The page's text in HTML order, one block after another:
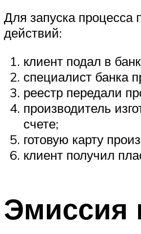
Для запуска процесса
действий:
клиент подал в
специалист банка
реестр передали
производитель
счете;
готовую карту
клиент получил
Эмиссия